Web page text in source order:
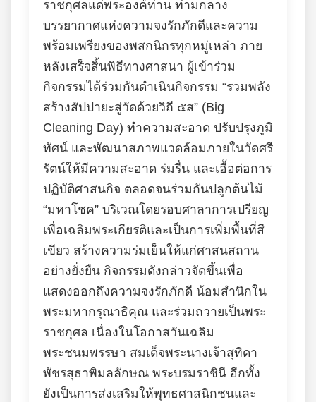
ราชกุศลแด่พระองค์ท่าน ท่ามกลาง
บรรยากาศแห่งความจงรักภักดีและความ
พร้อมเพรียงของพสกนิกรทุกหมู่เหล่า ภาย
หลังเสร็จสิ้นพิธีทางศาสนา ผู้เข้าร่วม
กิจกรรมได้ร่วมกันดำเนินกิจกรรม “รวมพลัง
สร้างสัปปายะสู่วัดด้วยวิถี ๕ส” (Big
Cleaning Day) ทำความสะอาด ปรับปรุงภูมิ
ทัศน์ และพัฒนาสภาพแวดล้อมภายในวัดศรี
รัตน์ให้มีความสะอาด ร่มรื่น และเอื้อต่อการ
ปฏิบัติศาสนกิจ ตลอดจนร่วมกันปลูกต้นไม้
“มหาโชค” บริเวณโดยรอบศาลาการเปรียญ
เพื่อเฉลิมพระเกียรติและเป็นการเพิ่มพื้นที่สี
เขียว สร้างความร่มเย็นให้แก่ศาสนสถาน
อย่างยั่งยืน กิจกรรมดังกล่าวจัดขึ้นเพื่อ
แสดงออกถึงความจงรักภักดี น้อมสำนึกใน
พระมหากรุณาธิคุณ และร่วมถวายเป็นพระ
ราชกุศล เนื่องในโอกาสวันเฉลิม
พระชนมพรรษา สมเด็จพระนางเจ้าสุทิดา
พัชรสุธาพิมลลักษณ พระบรมราชินี อีกทั้ง
ยังเป็นการส่งเสริมให้พุทธศาสนิกชนและ